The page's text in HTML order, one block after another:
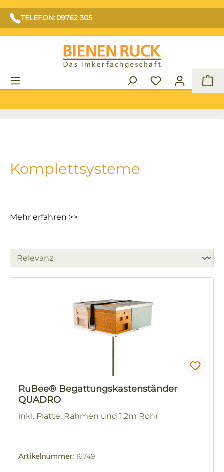
TELEFON: 09762 305
Komplettsysteme
Mehr erfahren >>
RuBee® Begattungskastenständer
QUADRO
inkl. Platte, Rahmen und 1,2m Rohr
Artikelnummer: 16749